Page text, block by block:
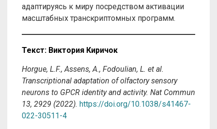
адаптируясь к миру посредством активации
масштабных транскриптомных программ.
Текст: Виктория Киричок
Horgue, L.F., Assens, A., Fodoulian, L. et al.
Transcriptional adaptation of olfactory sensory
neurons to GPCR identity and activity. Nat Commun
13, 2929 (2022). https://doi.org/10.1038/s41467-
022-30511-4